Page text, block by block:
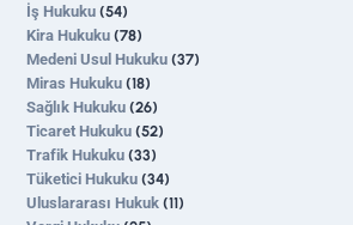
İş Hukuku (54)
Kira Hukuku (78)
Medeni Usul Hukuku (37)
Miras Hukuku (18)
Sağlık Hukuku (26)
Ticaret Hukuku (52)
Trafik Hukuku (33)
Tüketici Hukuku (34)
Uluslararası Hukuk (11)